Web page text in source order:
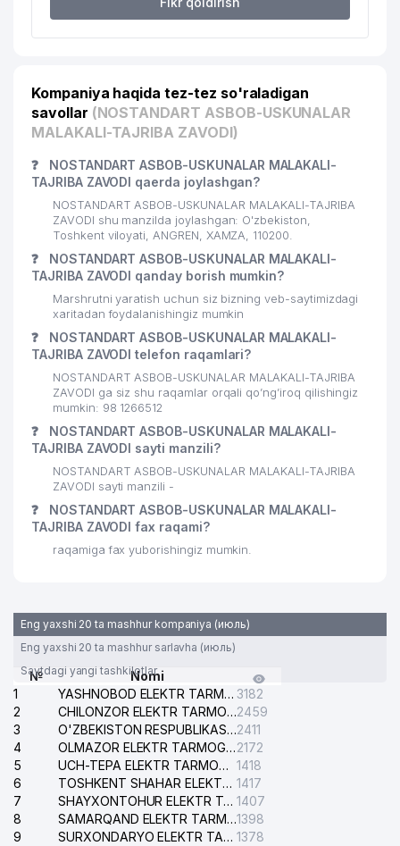
Kompaniya haqida tez-tez so'raladigan
savollar (NOSTANDART ASBOB-USKUNALAR
MALAKALI-TAJRIBA ZAVODI)
❓
NOSTANDART ASBOB-USKUNALAR MALAKALI-
TAJRIBA ZAVODI qaerda joylashgan?
NOSTANDART ASBOB-USKUNALAR MALAKALI-TAJRIBA
ZAVODI shu manzilda joylashgan: O'zbekiston,
Toshkent viloyati, ANGREN, XAMZA, 110200.
❓
NOSTANDART ASBOB-USKUNALAR MALAKALI-
TAJRIBA ZAVODI qanday borish mumkin?
Marshrutni yaratish uchun siz bizning veb-saytimizdagi
xaritadan foydalanishingiz mumkin
❓
NOSTANDART ASBOB-USKUNALAR MALAKALI-
TAJRIBA ZAVODI telefon raqamlari?
NOSTANDART ASBOB-USKUNALAR MALAKALI-TAJRIBA
ZAVODI ga siz shu raqamlar orqali qo’ng’iroq qilishingiz
mumkin: 98 1266512
❓
NOSTANDART ASBOB-USKUNALAR MALAKALI-
TAJRIBA ZAVODI sayti manzili?
NOSTANDART ASBOB-USKUNALAR MALAKALI-TAJRIBA
ZAVODI sayti manzili -
❓
NOSTANDART ASBOB-USKUNALAR MALAKALI-
TAJRIBA ZAVODI fax raqami?
raqamiga fax yuborishingiz mumkin.
Eng yaxshi 20 ta mashhur kompaniya (июль)
Eng yaxshi 20 ta mashhur sarlavha (июль)
Saytdagi yangi tashkilotlar
№
Nomi
1
YASHNOBOD ELEKTR TARMOG'I NOSOZLIKLARI XIZMATI 3182
2
CHILONZOR ELEKTR TARMOG'I NOSOZLIK XIZMATI2459
3
O'ZBEKISTON RESPUBLIKASI BOSH PROKURATURASI ISHONCH TELEFONI2411
4
OLMAZOR ELEKTR TARMOG'I NOSOZLIKLARI XIZMATI2172
5
UCH-TEPA ELEKTR TARMOG'I NOSOZLIKLARI XIZMATI 1418
6
TOSHKENT SHAHAR ELEKTR TARMOQLARI KORXONASI AJ 1417
7
SHAYXONTOHUR ELEKTR TARMOG'I NOSOZLIKLARINI TUZATISH XIZMATI 1407
8
SAMARQAND ELEKTR TARMOQLARI AJ1398
9
SURXONDARYO ELEKTR TARMOQLARI AJ 1378